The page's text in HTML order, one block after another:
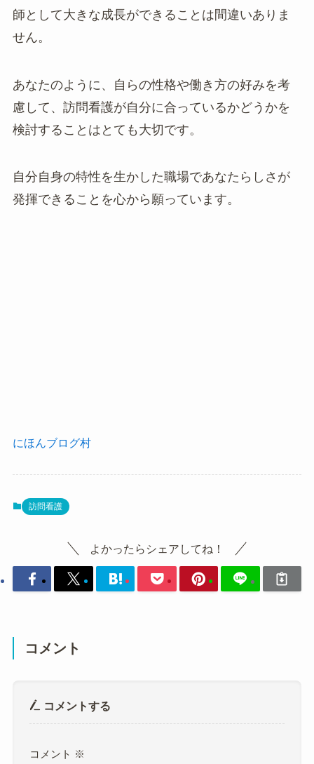
師として大きな成長ができることは間違いありま
せん。
あなたのように、自らの性格や働き方の好みを考
慮して、訪問看護が自分に合っているかどうかを
検討することはとても大切です。
自分自身の特性を生かした職場であなたらしさが
発揮できることを心から願っています。
にほんブログ村
訪問看護
よかったらシェアしてね！
コメント
コメントする
コメント ※